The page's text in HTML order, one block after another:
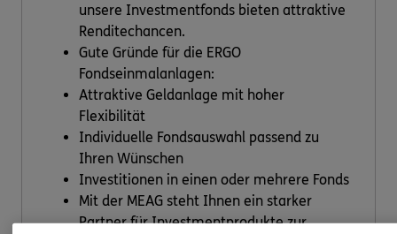
unsere Investmentfonds bieten attraktive
Renditechancen.
Gute Gründe für die ERGO
Fondseinmalanlagen:
Attraktive Geldanlage mit hoher
Flexibilität
Individuelle Fondsauswahl passend zu
Ihren Wünschen
Investitionen in einen oder mehrere Fonds
Mit der MEAG steht Ihnen ein starker
Partner für Investmentprodukte zur